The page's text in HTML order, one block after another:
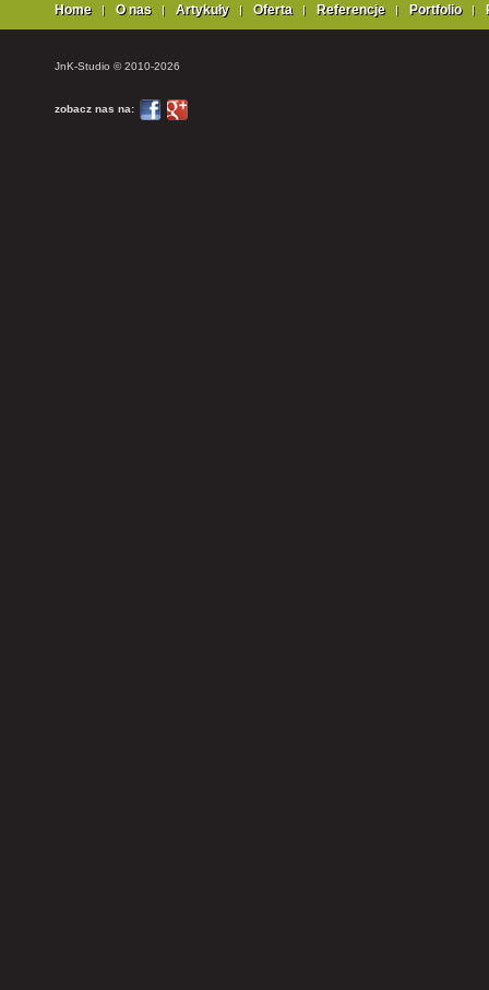
Home O nas Artykuły Oferta Referencje Portfolio
JnK-Studio © 2010-2026
zobacz nas na: